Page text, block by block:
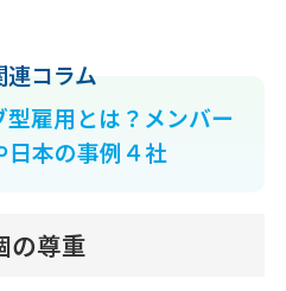
雇用とは？メンバー
日本の事例４社
の尊重